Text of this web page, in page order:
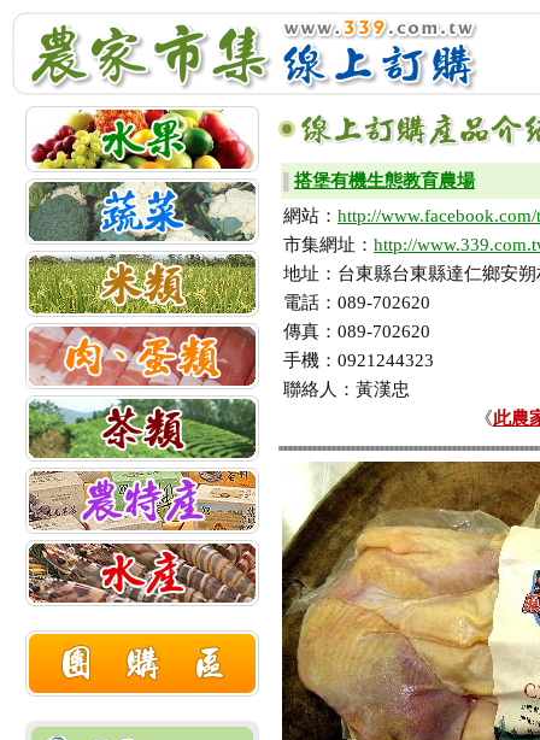
搭堡有機生態教育農場
網站： http://
市集網址： http://
地址：台東縣台東縣達仁鄉安
電話：089-702620
傳真：089-702620
手機：0921244323
聯絡人：黃漢忠
《此農